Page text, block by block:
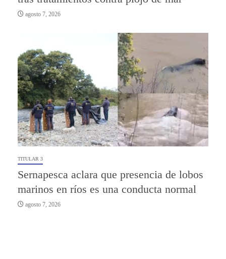
agosto 7, 2026
TITULAR 3
Sernapesca aclara que presencia de lobos
marinos en ríos es una conducta normal
agosto 7, 2026